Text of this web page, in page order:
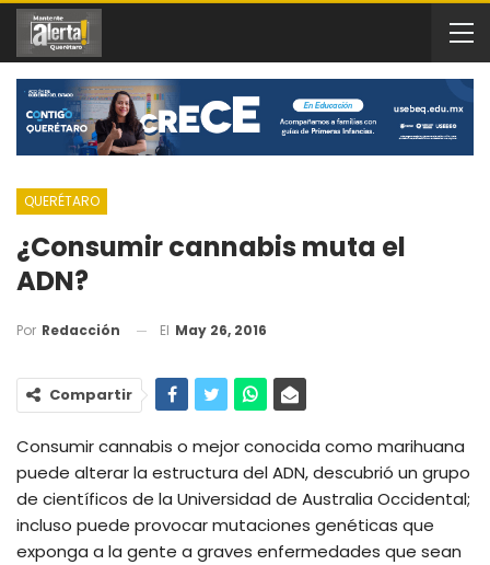
QUERÉTARO
¿Consumir cannabis muta el
ADN?
Por Redacción El May 26, 2016
Compartir
Consumir cannabis o mejor conocida como marihuana
puede alterar la estructura del ADN, descubrió un grupo
de científicos de la Universidad de Australia Occidental;
incluso puede provocar mutaciones genéticas que
exponga a la gente a graves enfermedades que sean